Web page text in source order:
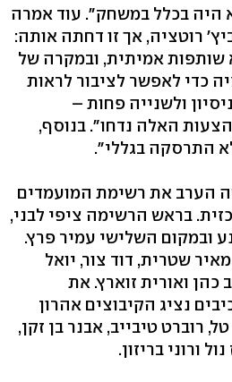
היה בכלל במשחק". עוד אמרה
רוטציה, אך זו דחתה אותה:
אמיתית, ובמקרה של
כדי לאפשר לציבור לראות
ולשנייה פחות –
האלה נדחו". בנוסף,
התרסקה בגללי".
הערב את רשימת המועמדים
בראש הרשימה ציפי לבני,
ובמקום השלישי עמיר פרץ.
שטרית, דוד צור, יואל
כהן ואורית זוארץ. את
נציג הקיבוצים אהרון
רוברט טיבייב, אבנר בן זקן,
ורוני בריזון.